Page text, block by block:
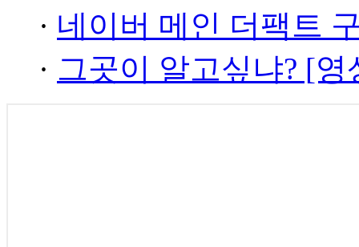
· 네이버 메인 더팩트
· 그곳이 알고싶냐? [